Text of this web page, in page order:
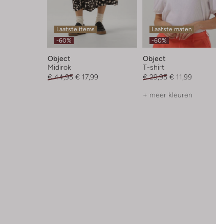
Laatste items
-60%
Object
Midirok
€ 44,95 € 17,99
Laatste maten
-60%
Object
T-shirt
€ 29,95 € 11,99
+ meer kleuren